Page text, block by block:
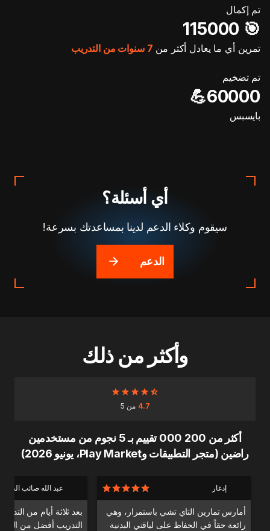
تم إكمال
🎯️ 115000
تمرين أي ما يعادل أكثر من 7 سنوات من التدريب
تم تضخيم
60000💪
بايسبس
أي أسئلة؟
سيقوم وكلاء الدعم لدينا بمساعدتك بسرعة!
الدعم
وأكثر من ذلك
4.7 من 5
أكثر من 200 000 تقييم بـ 5 نجوم من مستخدمين
راضين (متجر التطبيقات وPlay Market، يونيو 2026)
إدغار
أمارس تمارين التاي تشي باستمرار، وهي
رائعة حقاً في الحفاظ على لياقتي البدنية
عبد الله صائب
بعد ثلاثة أيام من
التدريب أفضل من